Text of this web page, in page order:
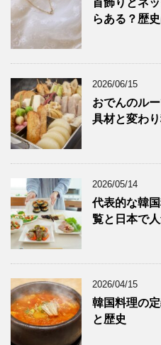
首飾りとネ
らある？歴
2026/06/15
おでんのル
具材と変わ
2026/05/14
代表的な韓
覧と日本で
2026/04/15
韓国料理の
と歴史